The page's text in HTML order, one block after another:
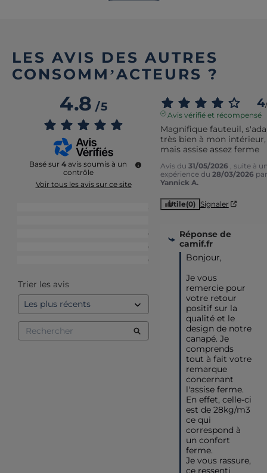
LES AVIS DES AUTRES
CONSOMM’ACTEURS ?
4.8/5
Basé sur 4 avis soumis à un
contrôle
Voir tous les avis sur ce site
0
0
0
Trier les avis
4
Avis vérifié et récompensé
Magnifique fauteuil,
très bien à mon intérieur,
mais assise assez ferme
Avis du 31/05/2026
, suite à
expérience du 28/03/2026 par
Yannick A.
Utile(0) Signaler
Réponse de
camif.fr
Bonjour,
Je vous
remercie pour
votre retour
positif sur la
qualité et le
design de notre
canapé. Je
comprends
tout à fait votre
remarque
concernant
l'assise ferme.
En effet, celle-ci
est de 28kg/m3
ce qui
correspond à
un confort
ferme.
Je vous rassure,
ce ressenti